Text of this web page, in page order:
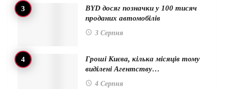
BYD досяг позначки у 100 тисяч
проданих автомобілів
3 Серпня
Гроші Києва, кілька місяців тому
виділені Агентству…
4 Серпня